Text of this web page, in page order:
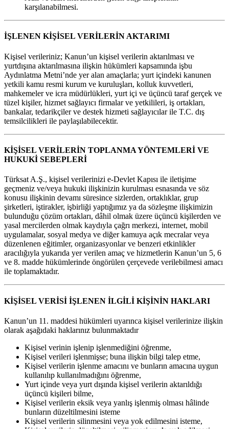
karşılanabilmesi.
İŞLENEN KİŞİSEL VERİLERİN AKTARIMI
Kişisel verileriniz; Kanun’un kişisel verilerin aktarılması ve
yurtdışına aktarılmasına ilişkin hükümleri kapsamında işbu
Aydınlatma Metni’nde yer alan amaçlarla; yurt içindeki kanunen
yetkili kamu resmi kurum ve kuruluşları, kolluk kuvvetleri,
mahkemeler ve icra müdürlükleri, yurt içi ve üçüncü taraf gerçek ve
tüzel kişiler, hizmet sağlayıcı firmalar ve yetkilileri, iş ortakları,
bankalar, tedarikçiler ve destek hizmeti sağlayıcılar ile T.C. dış
temsilcilikleri ile paylaşılabilecektir.
KİŞİSEL VERİLERİN TOPLANMA YÖNTEMLERİ VE
HUKUKİ SEBEPLERİ
Türksat A.Ş., kişisel verilerinizi e-Devlet Kapısı ile iletişime
geçmeniz ve/veya hukuki ilişkinizin kurulması esnasında ve söz
konusu ilişkinin devamı süresince sizlerden, ortaklıklar, grup
şirketleri, iştirakler, işbirliği yaptığımız ya da sözleşme ilişkimizin
bulunduğu çözüm ortakları, dâhil olmak üzere üçüncü kişilerden ve
yasal mercilerden olmak kaydıyla çağrı merkezi, internet, mobil
uygulamalar, sosyal medya ve diğer kamuya açık mecralar veya
düzenlenen eğitimler, organizasyonlar ve benzeri etkinlikler
aracılığıyla yukarıda yer verilen amaç ve hizmetlerin Kanun’un 5, 6
ve 8. madde hükümlerinde öngörülen çerçevede verilebilmesi amacı
ile toplamaktadır.
KİŞİSEL VERİSİ İŞLENEN İLGİLİ KİŞİNİN HAKLARI
Kanun’un 11. maddesi hükümleri uyarınca kişisel verilerinize ilişkin
olarak aşağıdaki haklarınız bulunmaktadır
Kişisel verinin işlenip işlenmediğini öğrenme,
Kişisel verileri işlenmişse; buna ilişkin bilgi talep etme,
Kişisel verilerin işlenme amacını ve bunların amacına uygun
kullanılıp kullanılmadığını öğrenme,
Yurt içinde veya yurt dışında kişisel verilerin aktarıldığı
üçüncü kişileri bilme,
Kişisel verilerin eksik veya yanlış işlenmiş olması hâlinde
bunların düzeltilmesini isteme
Kişisel verilerin silinmesini veya yok edilmesini isteme,